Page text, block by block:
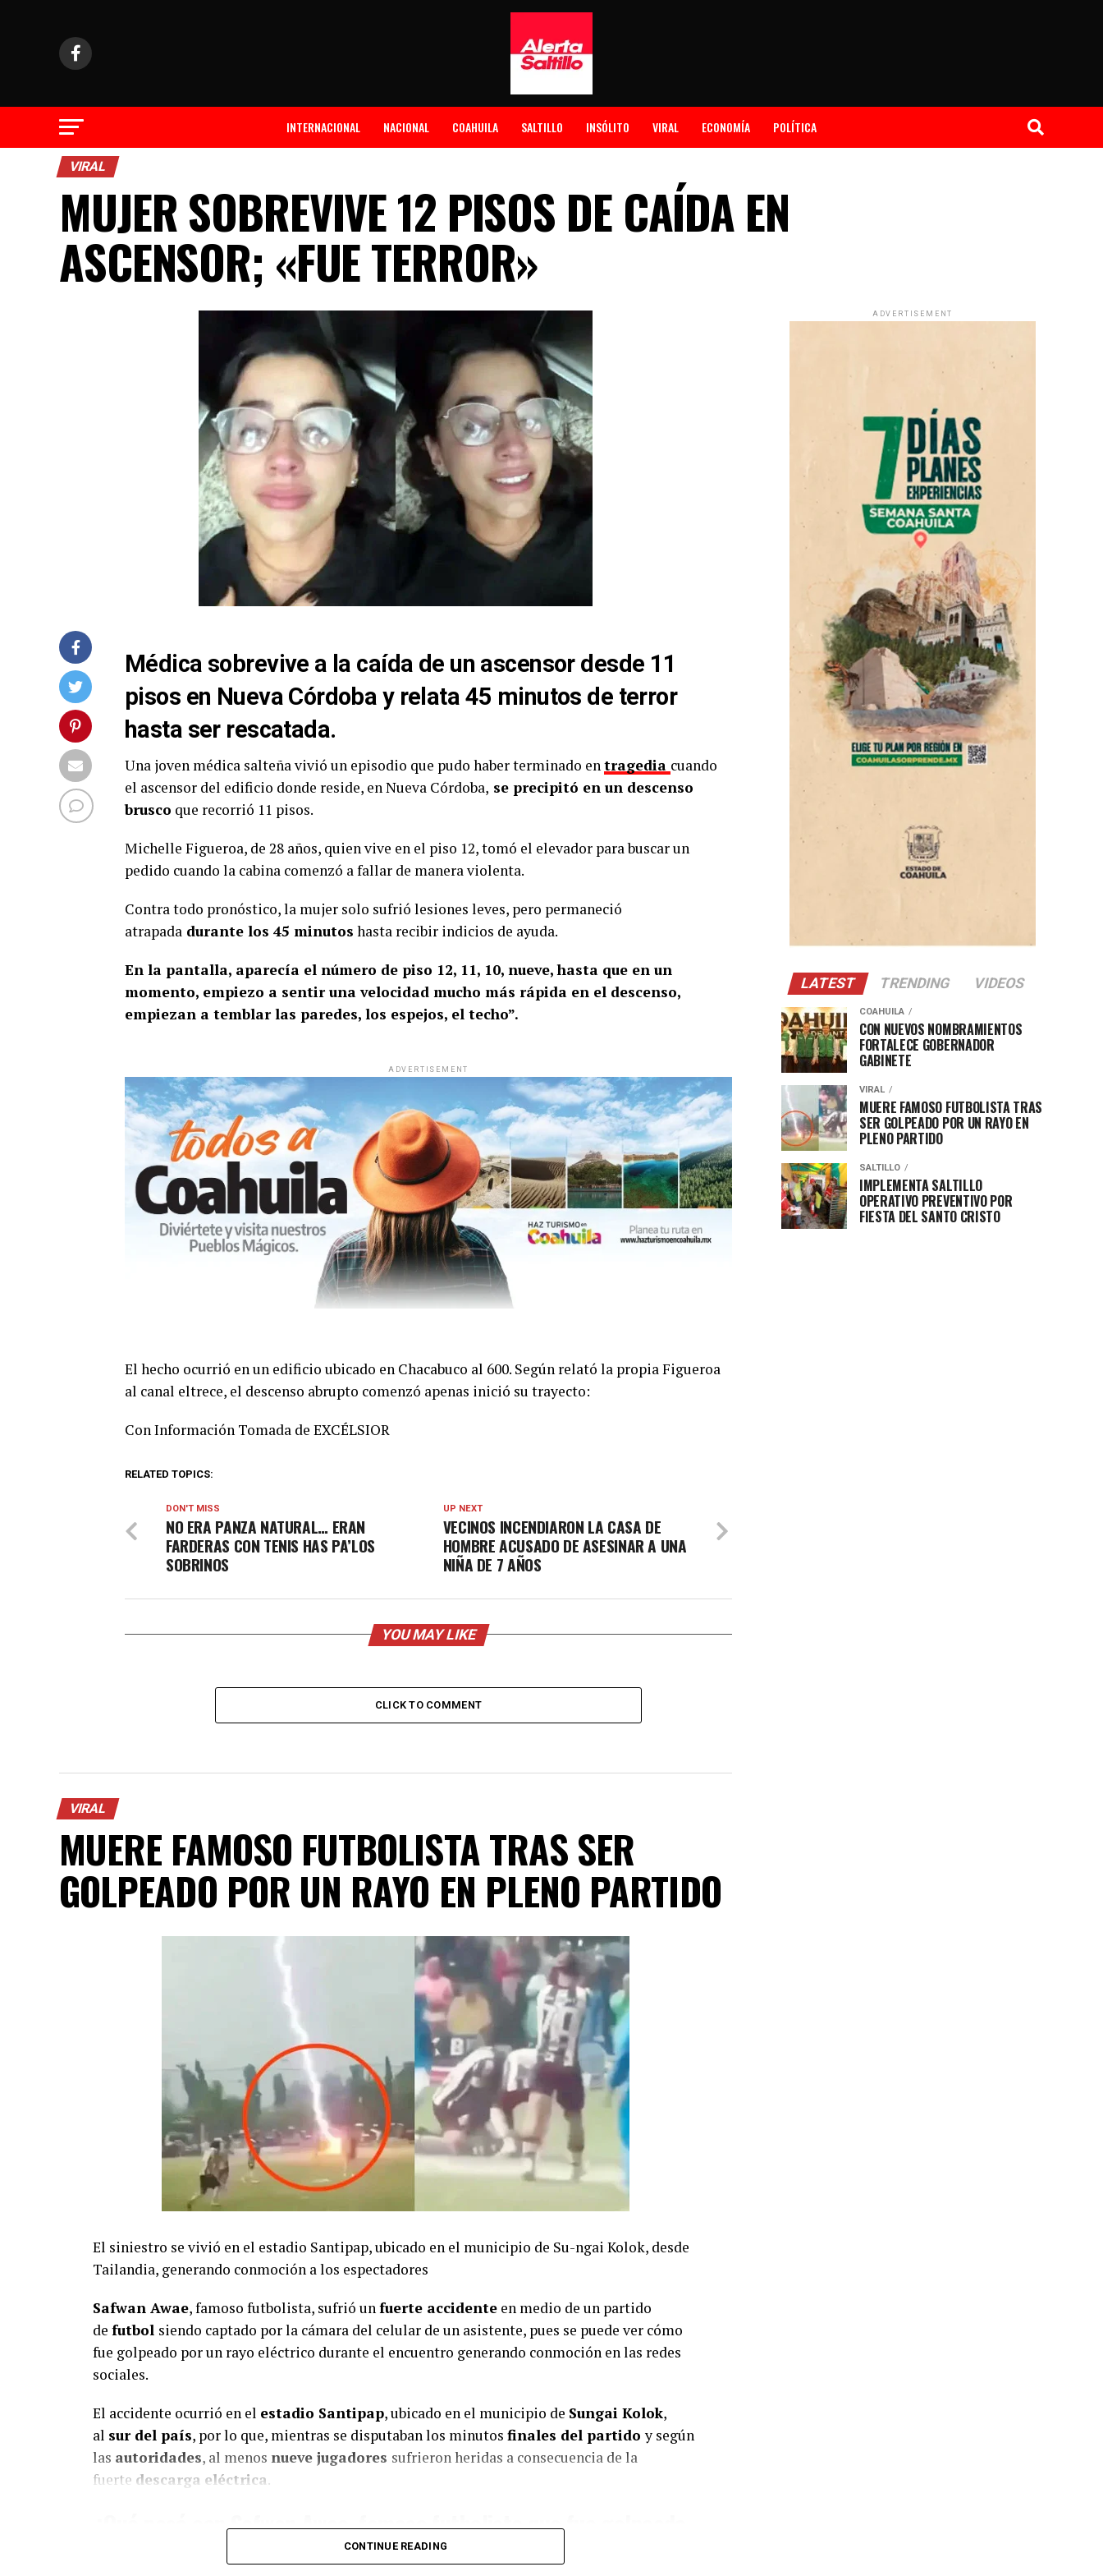
INTERNACIONAL NACIONAL COAHUILA SALTILLO INSÓLITO VIRAL ECONOMÍA POLÍTICA
VIRAL
MUJER SOBREVIVE 12 PISOS DE CAÍDA EN
ASCENSOR; «FUE TERROR»
Médica sobrevive a la caída de un ascensor desde 11
pisos en Nueva Córdoba y relata 45 minutos de terror
hasta ser rescatada.
Una joven médica salteña vivió un episodio que pudo haber terminado entragedia cuando
el ascensor del edificio donde reside, en Nueva Córdoba, se precipitó en un descenso
brusco que recorrió 11 pisos.
Michelle Figueroa, de 28 años, quien vive en el piso 12, tomó el elevador para buscar un
pedido cuando la cabina comenzó a fallar de manera violenta.
Contra todo pronóstico, la mujer solo sufrió lesiones leves, pero permaneció
atrapada durante los 45 minutos hasta recibir indicios de ayuda.
En la pantalla, aparecía el número de piso 12, 11, 10, nueve, hasta que en un
momento, empiezo a sentir una velocidad mucho más rápida en el descenso,
empiezan a temblar las paredes, los espejos, el techo”.
ADVERTISEMENT
El hecho ocurrió en un edificio ubicado en Chacabuco al 600. Según relató la propia Figueroa
al canal eltrece, el descenso abrupto comenzó apenas inició su trayecto:
Con Información Tomada de EXCÉLSIOR
RELATED TOPICS:
UP NEXT
VECINOS INCENDIARON LA CASA DE
HOMBRE ACUSADO DE ASESINAR A UNA
NIÑA DE 7 AÑOS
DON'T MISS
NO ERA PANZA NATURAL… ERAN
FARDERAS CON TENIS HAS PA’LOS
SOBRINOS
YOU MAY LIKE
CLICK TO COMMENT
VIRAL
MUERE FAMOSO FUTBOLISTA TRAS SER
GOLPEADO POR UN RAYO EN PLENO PARTIDO
El siniestro se vivió en el estadio Santipap, ubicado en el municipio de Su-ngai Kolok, desde
Tailandia, generando conmoción a los espectadores
Safwan Awae, famoso futbolista, sufrió un fuerte accidente en medio de un partido
de futbol siendo captado por la cámara del celular de un asistente, pues se puede ver cómo
fue golpeado por un rayo eléctrico durante el encuentro generando conmoción en las redes
sociales.
El accidente ocurrió en el estadio Santipap, ubicado en el municipio de Sungai Kolok,
al sur del país, por lo que, mientras se disputaban los minutos finales del partidoy según
las autoridades, al menos nueve jugadores sufrieron heridas a consecuencia de la
fuerte descarga eléctrica.
¿Qué pasó con Safwan Awae, famoso futbolista que fue golpeado
CONTINUE READING
ADVERTISEMENT
LATEST TRENDING VIDEOS
COAHUILA
CON NUEVOS NOMBRAMIENTOS
FORTALECE GOBERNADOR
GABINETE
VIRAL
MUERE FAMOSO FUTBOLISTA TRAS
SER GOLPEADO POR UN RAYO EN
PLENO PARTIDO
SALTILLO
IMPLEMENTA SALTILLO
OPERATIVO PREVENTIVO POR
FIESTA DEL SANTO CRISTO